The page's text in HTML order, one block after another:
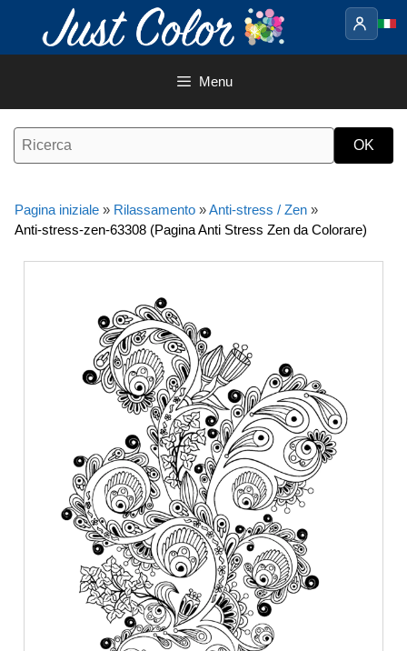
contenuto
Menu
Pagina iniziale » Rilassamento »Anti-stress / Zen »
Anti-stress-zen-63308 (Pagina Anti Stress Zen da Colorare)